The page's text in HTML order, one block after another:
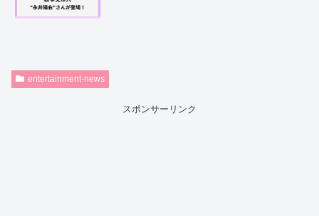
entertainment-news
スポンサーリンク